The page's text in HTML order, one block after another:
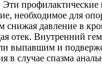
Эти
необходимое для
снижая давление в
отек. Внутренний
выпавшим и
в случае спазма